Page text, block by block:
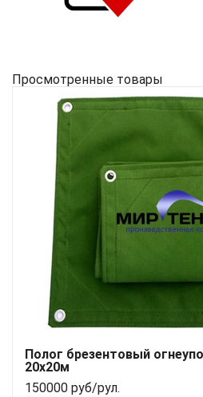
Просмотренные товары
Полог брезентовый
20x20м
150000 руб/рул.